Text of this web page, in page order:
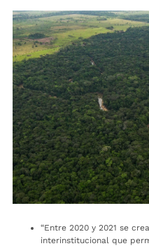
“Entre 2020 y 2021 se
interinstitucional que